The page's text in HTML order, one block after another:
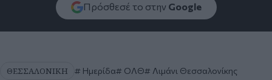
Πρόσθεσέ το στην Google
ΘΕΣΣΑΛΟΝΙΚΗ Ημερίδα ΟΛΘ
Λιμάνι Θεσσαλονίκης